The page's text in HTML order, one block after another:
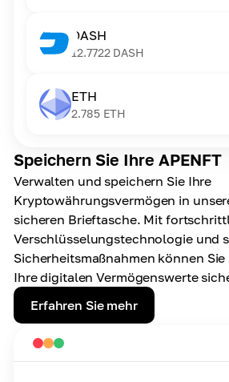
Speichern Sie Ihre APENFT
Verwalten und speichern Sie Ihre
Kryptowährungsvermögen in
sicheren Brieftasche. Mit
Verschlüsselungstechnologie und
Sicherheitsmaßnahmen können
Ihre digitalen Vermögenswerte
Erfahren Sie mehr
DASH
12.7722 DASH
ETH
2.785 ETH